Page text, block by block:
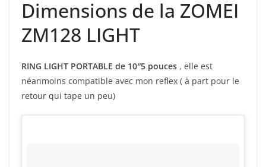
Dimensions de la ZOMEI
ZM128 LIGHT
RING LIGHT PORTABLE de 10″5 pouces , elle est
néanmoins compatible avec mon reflex ( à part pour le
retour qui tape un peu)